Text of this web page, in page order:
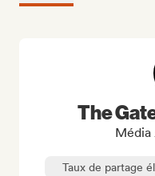
The
Taux de partage